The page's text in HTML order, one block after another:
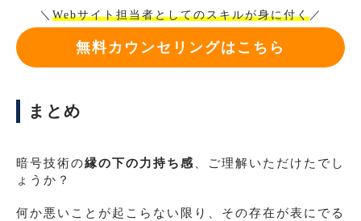
＼ Webサイト担当者としてのスキルが身に付く／
無料カウンセリングはこちら
まとめ
暗号技術の縁の下の力持ち感
、ご理解いただけたでし
ょうか？
何か悪いことが起こらない限り、その存在が表にでる